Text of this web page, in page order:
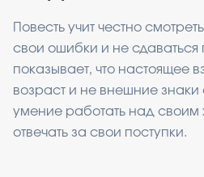
Повесть учит честно
свои ошибки и не сдаваться
показывает, что настоящее
возраст и не внешние знаки
умение работать над своим
отвечать за свои поступки.